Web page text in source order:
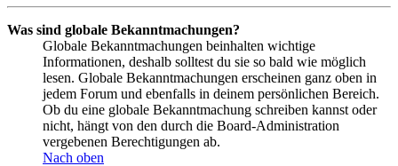
Was sind globale Bekanntmachungen?
Globale Bekanntmachungen beinhalten wichtige
Informationen, deshalb solltest du sie so bald wie möglich
lesen. Globale Bekanntmachungen erscheinen ganz oben in
jedem Forum und ebenfalls in deinem persönlichen Bereich.
Ob du eine globale Bekanntmachung schreiben kannst oder
nicht, hängt von den durch die Board-Administration
vergebenen Berechtigungen ab.
Nach oben